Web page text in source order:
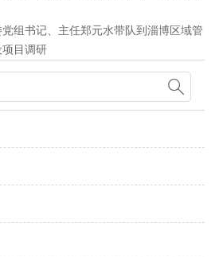
组书记、主任郑元水带队到淄博区域管
目调研
